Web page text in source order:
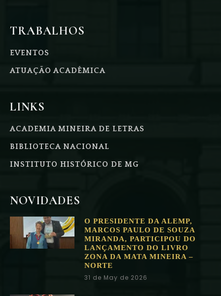
TRABALHOS
EVENTOS
ATUAÇÃO ACADÊMICA
LINKS
ACADEMIA MINEIRA DE LETRAS
BIBLIOTECA NACIONAL
INSTITUTO HISTÓRICO DE MG
NOVIDADES
O PRESIDENTE DA ALEMP,
MARCOS PAULO DE SOUZA
MIRANDA, PARTICIPOU DO
LANÇAMENTO DO LIVRO
ZONA DA MATA MINEIRA –
NORTE
31 de May de 2026